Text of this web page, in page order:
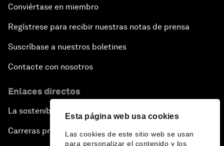
Esta página web usa cookies
Las cookies de este sitio web se usan
para personalizar el contenido y los
Conviértase en miembro
Regístrese para recibir nuestras notas de prensa
Suscríbase a nuestros boletines
Contacte con nosotros
Enlaces directos
La sostenibilidad en el Foro
Carreras profesionales